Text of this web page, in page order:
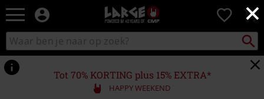
×
Large
–
Muziek-,
en
gaming-
merch
+
0
Zoek
in
catalogus
zoeken
Tot 70% KORTING plus 15% EXTRA*
HAPPY WEEKEND